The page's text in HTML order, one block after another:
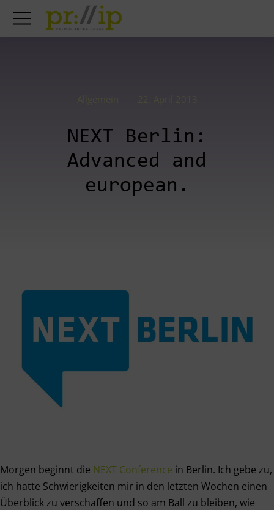
NEXT Berlin:
Advanced and
european.
Morgen beginnt die NEXT Conference in Berlin. Ich gebe zu,
ich hatte Schwierigkeiten mir in den letzten Wochen einen
Überblick zu verschaffen und so am Ball zu bleiben, wie